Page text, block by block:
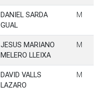
DANIEL SARDA
GUAL
M
JESUS MARIANO
MELERO LLEIXA
M
DAVID VALLS
LAZARO
M